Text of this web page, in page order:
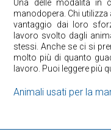
Una delle modalità in
manodopera. Chi
vantaggio dai loro
lavoro svolto dagli
stessi. Anche se ci si
molto più di quanto
lavoro. Puoi leggere più
Animali usati per la